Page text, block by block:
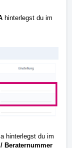
hinterlegst du im
hinterlegst du im
Beraternummer